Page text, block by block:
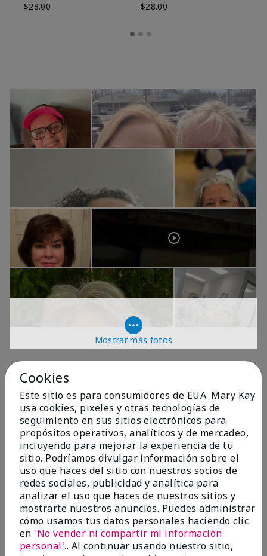
$28.00
$28.00
Mostrar más fotos
OPINIONES
4.9
299 Reseñas
Escribir Una Opinión
99%
de los encuestados recomendaría a un amigo.
5 estrellas 287
Cookies
Este sitio es para consumidores de EUA. Mary Kay
usa cookies, pixeles y otras tecnologías de
seguimiento en sus sitios electrónicos para
propósitos operativos, analíticos y de mercadeo,
incluyendo para mejorar la experiencia de tu
sitio. Podríamos divulgar información sobre el
uso que haces del sitio con nuestros socios de
redes sociales, publicidad y analítica para
analizar el uso que haces de nuestros sitios y
mostrarte nuestros anuncios. Puedes administrar
cómo usamos tus datos personales haciendo clic
en 'No vender ni compartir mi información
personal'.. Al continuar usando nuestro sitio,